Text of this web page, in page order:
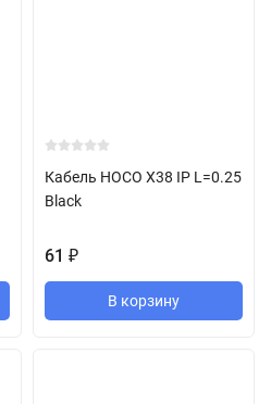
Кабель HOCO X38 IP L=0.25
Black
61 ₽
В корзину